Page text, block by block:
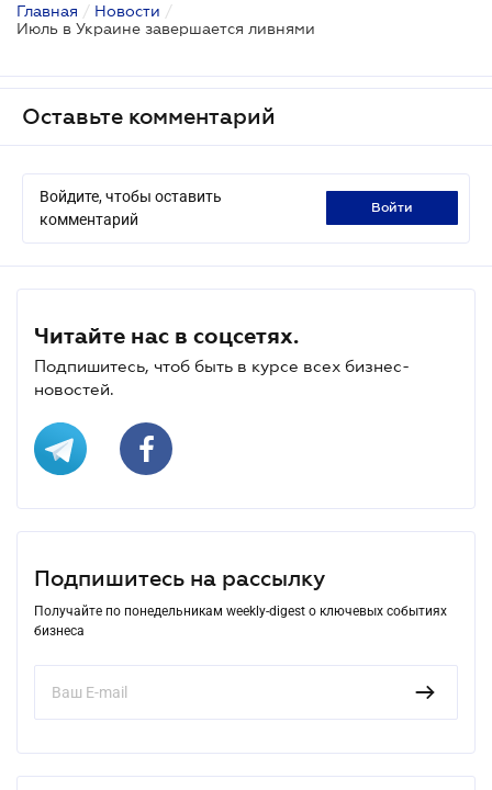
Главная / Новости /
Июль в Украине завершается ливнями
Оставьте комментарий
Войдите, чтобы оставить
комментарий
войти
Читайте нас в соцсетях.
Подпишитесь, чтоб быть в курсе всех бизнес-
новостей.
Подпишитесь на рассылку
Получайте по понедельникам weekly-digest о ключевых событиях
бизнеса